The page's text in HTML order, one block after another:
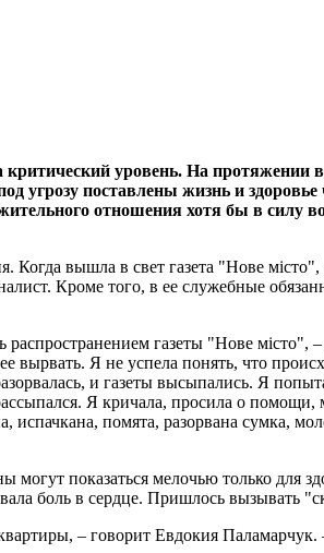
уровень. На протяжении
угрозу поставлены жизнь и
отношения хотя бы в силу
вышла в свет газета "Нове
Кроме того, в ее служебные
газеты "Нове
вырвать. Я не успела понять, что
и газеты высыпались. Я
Я кричала, просила о
помята, разорвана сумка,
показаться мелочью только для
боль в сердце. Пришлось вызывать
– говорит Евдокия